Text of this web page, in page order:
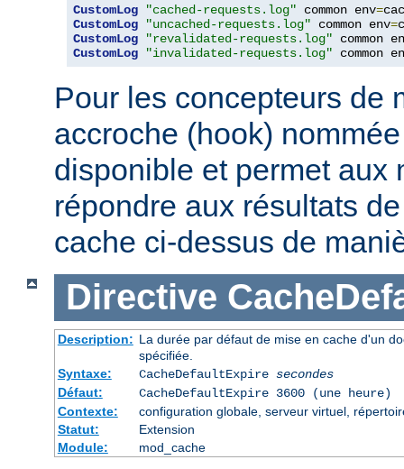
CustomLog "cached-requests.log" common env=
CustomLog
"uncached-requests.log" common env=
CustomLog
"revalidated-requests.log" common
CustomLog
"invalidated-requests.log" common
Pour les concepteurs de
accroche (hook)
disponible et permet aux
répondre aux résultats
cache ci-dessus de
Directive
Description: La durée par défaut de mise en cache d'un
spécifiée.
Syntaxe:
CacheDefaultExpire secondes
Défaut:
CacheDefaultExpire 3600 (une heure)
Contexte:
configuration globale, serveur virtuel,
Statut:
Extension
Module:
mod_cache